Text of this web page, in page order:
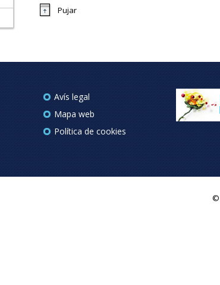
Pujar
Avís legal
Mapa web
Política de cookies
©